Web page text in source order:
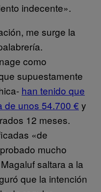
indecente».
me surge la
como
supuestamente
han tenido que
de unos 54.700 € y
12 meses.
«de
mucho
saltara a la
que la intención